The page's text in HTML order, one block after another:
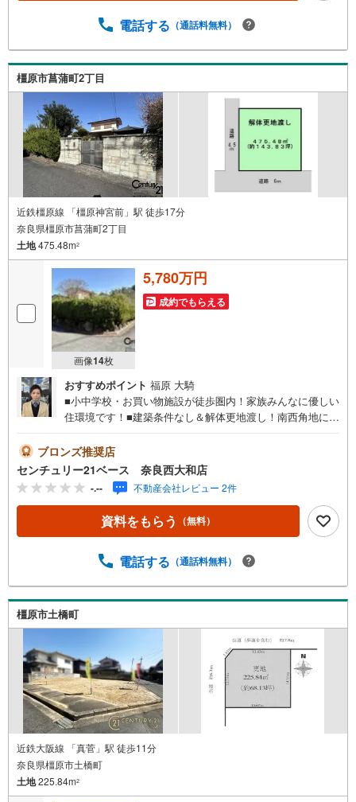
す。「資料をもらう」「見学予約をする」からエントリー
い合わせください。-----------------------------
電話する （通話料無料）
橿原市菖蒲町2丁目
近鉄橿原線 「橿原神宮前」駅 徒歩17分
奈良県橿原市菖蒲町2丁目
土地475.48m2
画像14枚
5,780万円
成約でもらえる
おすすめポイント 福原 大騎
■小中学校・お買い物施設が徒歩圏内！家族みんなに優しい
住環境です！■建築条件なし＆解体更地渡し！南西角地につ
ず営業中！・お仕事終わりのお時間でもご見学可！・今か
ら見たい！というお声にもご対応できます！◇住宅ローン
もお任せください！◇・提携銀行多数あり（地方銀行・都
市銀行・信用金庫etc）・優遇後適用金利 0.875％～（審査
内容により異なります）--- ◇◇ Yahoo！不動産キャンペー
ン対象店舗 ◇◇ ----当店で物件を成約いただくとPayPayボ
ンペーン】の対象になります。「資料をもらう」「見学予
N IDでログインのうえお問い合わせください。------------------
-----------
ブロンズ推奨店
センチュリー21ベース 奈良西大和店
-.-- 不動産会社レビュー 2件
資料をもらう （無料）
電話する （通話料無料）
橿原市土橋町
近鉄大阪線 「真菅」駅 徒歩11分
奈良県橿原市土橋町
土地225.84m2